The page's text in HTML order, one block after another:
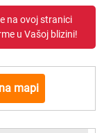
na ovoj stranici
u Vašoj blizini!
mapi